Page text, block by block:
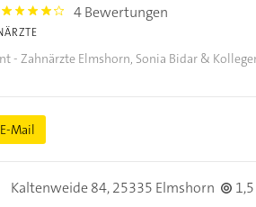
4.0 4 Bewertungen
- Zahnärzte Elmshorn, Sonia Bidar &
E-Mail
Kaltenweide 84,25335 Elmshorn